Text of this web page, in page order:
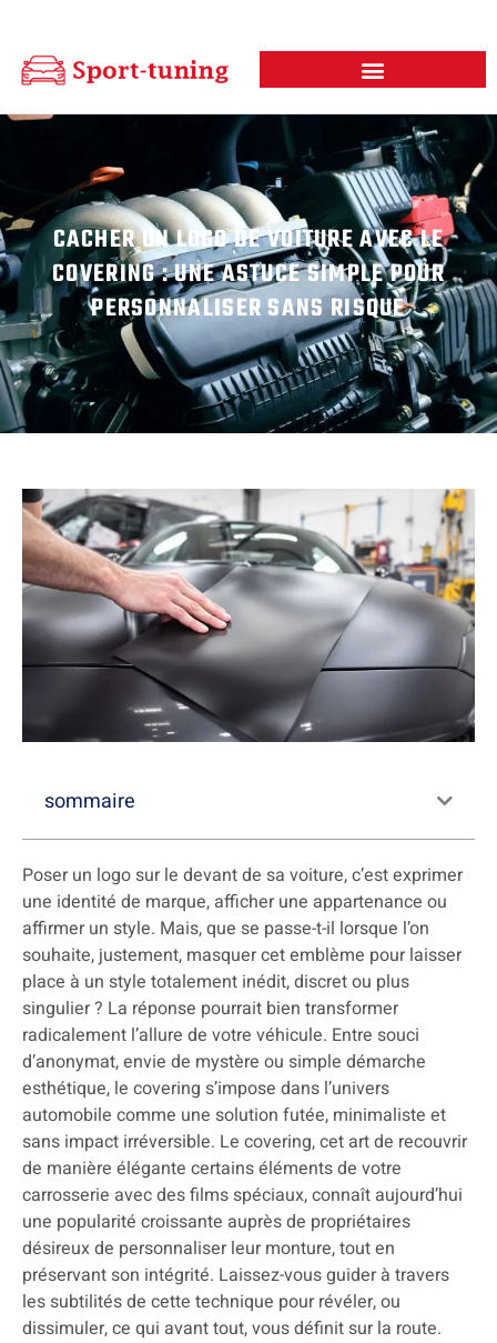
CACHER UN LOGO DE VOITURE AVEC LE
COVERING : UNE ASTUCE SIMPLE POUR
PERSONNALISER SANS RISQUE
sommaire
Poser un logo sur le devant de sa voiture, c’est exprimer
une identité de marque, afficher une appartenance ou
affirmer un style. Mais, que se passe-t-il lorsque l’on
souhaite, justement, masquer cet emblème pour laisser
place à un style totalement inédit, discret ou plus
singulier ? La réponse pourrait bien transformer
radicalement l’allure de votre véhicule. Entre souci
d’anonymat, envie de mystère ou simple démarche
esthétique, le covering s’impose dans l’univers
automobile comme une solution futée, minimaliste et
sans impact irréversible. Le covering, cet art de recouvrir
de manière élégante certains éléments de votre
carrosserie avec des films spéciaux, connaît aujourd’hui
une popularité croissante auprès de propriétaires
désireux de personnaliser leur monture, tout en
préservant son intégrité. Laissez-vous guider à travers
les subtilités de cette technique pour révéler, ou
dissimuler, ce qui avant tout, vous définit sur la route.